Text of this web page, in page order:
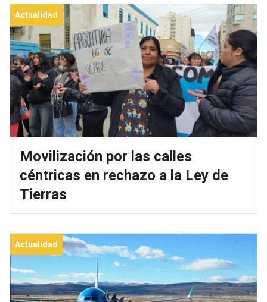
Actualidad
Movilización por las calles
céntricas en rechazo a la Ley de
Tierras
Actualidad